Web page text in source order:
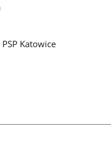
Katowice